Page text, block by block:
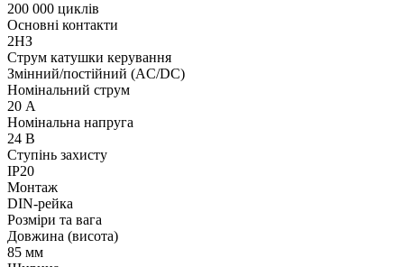
200 000 циклів
Основні контакти
2НЗ
Струм катушки керування
Змінний/постійний (AC/DC)
Номінальний струм
20 А
Номінальна напруга
24 В
Ступінь захисту
IP20
Монтаж
DIN-рейка
Розміри та вага
Довжина (висота)
85 мм